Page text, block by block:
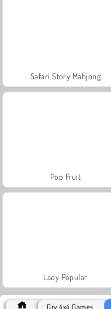
Safari Story Mahjong
Pop Fruit
Lady Popular
Gry 4x4 Games